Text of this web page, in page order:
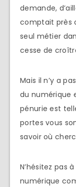
demande,
comptait près
seul métier
cesse de
Mais il n’y a
du numérique
pénurie est
portes vous
savoir où
N’hésitez pas
numérique